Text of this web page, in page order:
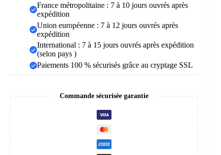
France métropolitaine : 7 à 10 jours ouvrés après
expédition
Union européenne : 7 à 12 jours ouvrés après
expédition
International : 7 à 15 jours ouvrés après expédition
(selon pays )
Paiements 100 % sécurisés grâce au cryptage SSL
Commande sécurisée garantie